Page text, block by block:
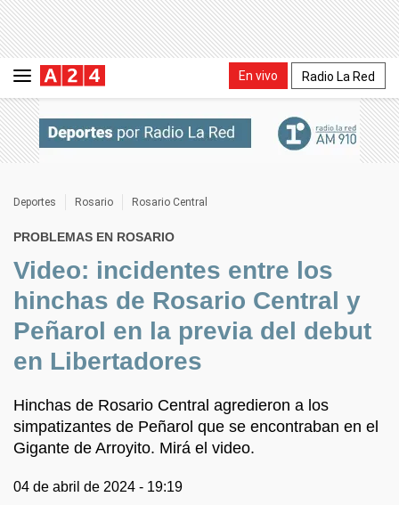
En vivo Radio La Red
Deportes Rosario Rosario Central
PROBLEMAS EN ROSARIO
Video: incidentes entre los
hinchas de Rosario Central y
Peñarol en la previa del debut
en Libertadores
Hinchas de Rosario Central agredieron a los
simpatizantes de Peñarol que se encontraban en el
Gigante de Arroyito. Mirá el video.
04 de abril de 2024 - 19:19